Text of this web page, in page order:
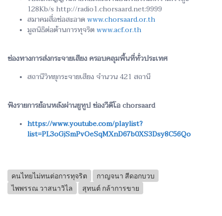
128Kb/s http://radio1.chorsaard.net:9999
สมาคมสื่อช่อสะอาด www.chorsaard.or.th
มูลนิธิต่อต้านการทุจริต www.acf.or.th
ช่องทางการส่งกระจายเสียง ครอบคลุมพื้นที่ทั่วประเทศ
สถานีวิทยุกระจายเสียง จำนวน 421 สถานี
ฟังรายการย้อนหลังผ่านยูทูป ช่องวีดีโอ chorsaard
https://www.youtube.com/playlist?
list=PL3oGjSmPvOeSqMXnD67b0XS3Dsy8C56Qo
คนไทยไม่ทนต่อการทุจริต
กาญจนา สีดอกบวบ
ไพพรรณ วาสนาวิไล
สุทนต์ กล้าการขาย